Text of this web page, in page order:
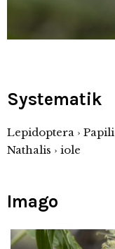
Systematik
Lepidoptera ›
Nathalis › iole
Imago